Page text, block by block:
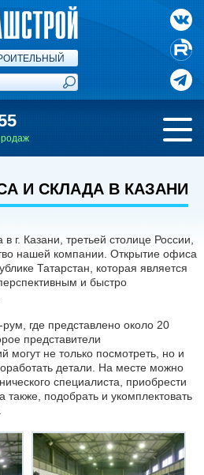
И СКЛАДА В КАЗАНИ
г. Казани, третьей столице России,
нашей компании. Открытие офиса
Татарстан, которая является
и быстро
где представлено около 20
представители
могут не только посмотреть, но и
детали. На месте можно
специалиста, приобрести
также, подобрать и укомплектовать